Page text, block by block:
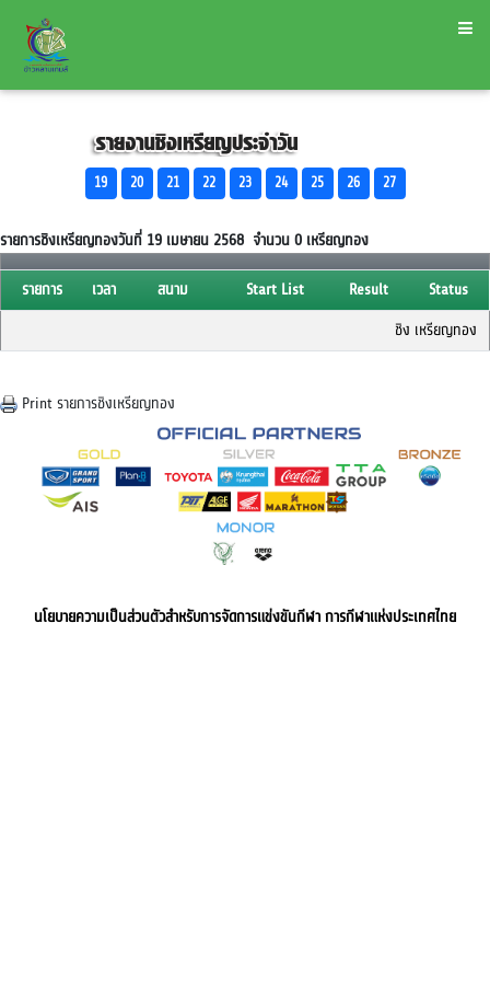
19 20 21 22 23 24 25 26 27
รายการชิงเหรียญทองวันที่ 19 เมษายน 2568 จำนวน0 เหรียญทอง
รายการ เวลา สนาม Start List Result
Status
ชิง เหรียญทอง
Print รายการชิงเหรียญทอง
นโยบายความเป็นส่วนตัวสำหรับการจัดการแข่งขันกีฬา การกีฬาแห่งประเทศไทย